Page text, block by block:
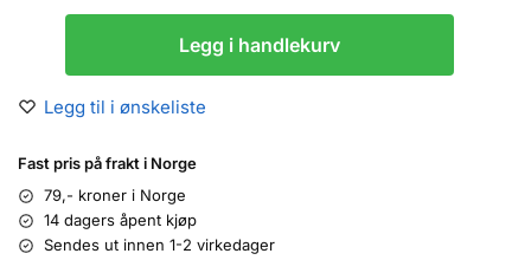
Legg i handlekurv
Legg til i ønskeliste
Fast pris på frakt i Norge
79,- kroner i Norge
14 dagers åpent kjøp
Sendes ut innen 1-2 virkedager